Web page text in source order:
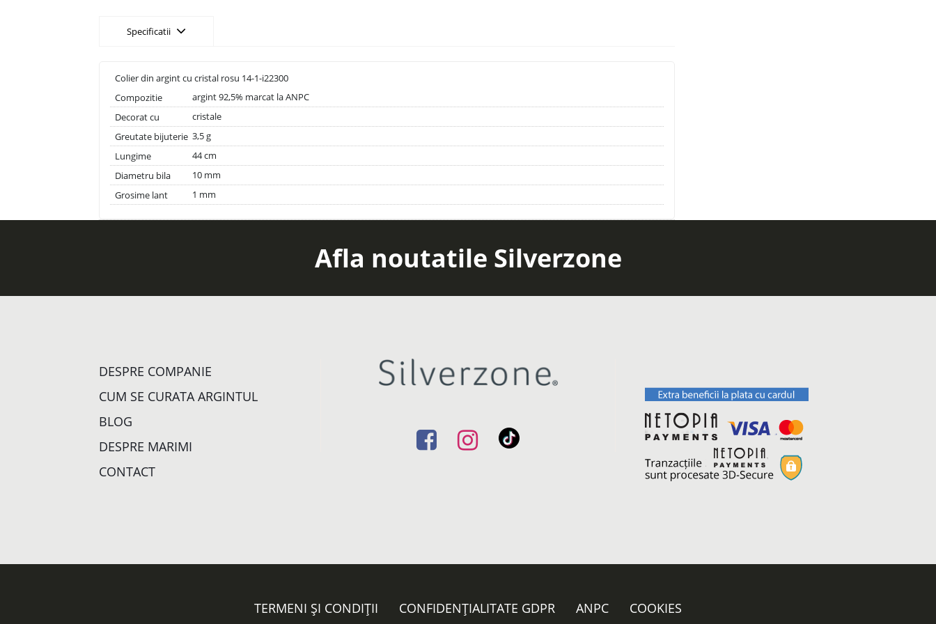
Specificatii
Colier din argint cu cristal rosu 14-1-i22300
Compozitie
argint 92,5% marcat la ANPC
Decorat cu
cristale
Greutate bijuterie 3,5 g
Lungime
44 cm
Diametru bila
10 mm
Grosime lant
1 mm
Afla noutatile Silverzone
DESPRE COMPANIE
CUM SE CURATA ARGINTUL
BLOG
DESPRE MARIMI
CONTACT
TERMENI ȘI CONDIȚII CONFIDENȚIALITATE GDPR ANPC COOKIES